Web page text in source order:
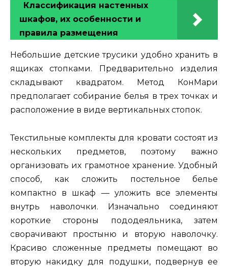
Классификация настенных
шкафов, их особенности и
правила размещения
Небольшие детские трусики удобно хранить в
ящиках стопками. Предварительно изделия
складывают квадратом. Метод КонМари
предполагает собирание белья в трех точках и
расположение в виде вертикальных стопок.
Текстильные комплекты для кровати состоят из
нескольких предметов, поэтому важно
организовать их грамотное хранение. Удобный
способ, как сложить постельное белье
компактно в шкаф — уложить все элементы
внутрь наволочки. Изначально соединяют
короткие стороны пододеяльника, затем
сворачивают простыню и вторую наволочку.
Красиво сложенные предметы помещают во
вторую накидку для подушки, подвернув ее